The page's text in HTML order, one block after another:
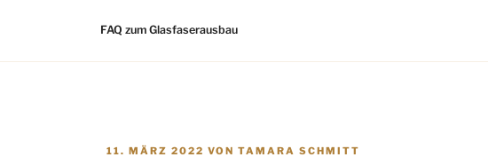
FAQ zum Glasfaserausbau
VERÖFFENTLICHT
11. MÄRZ 2022 VON TAMARA SCHMITT